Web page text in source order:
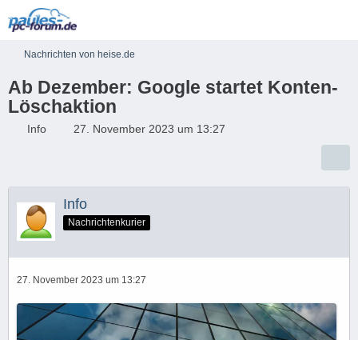
Nachrichten von heise.de
Ab Dezember: Google startet Konten-
Löschaktion
Info 27. November 2023 um 13:27
Info
Nachrichtenkurier
27. November 2023 um 13:27